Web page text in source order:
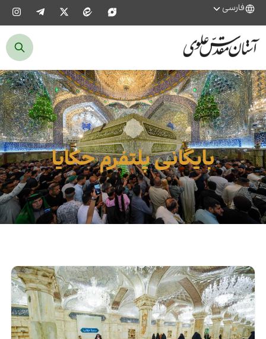
فارسی
بایگانی پلتفرم حکایا